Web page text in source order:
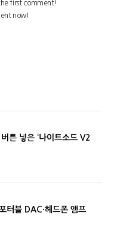
튼 넣은 ‘나이트소드 V2
터블 DAC·헤드폰 앰프